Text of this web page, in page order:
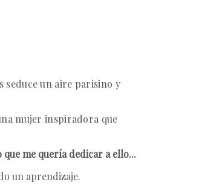
seduce un aire parisino y
mujer inspiradora que
me quería dedicar a ello...
un aprendizaje.